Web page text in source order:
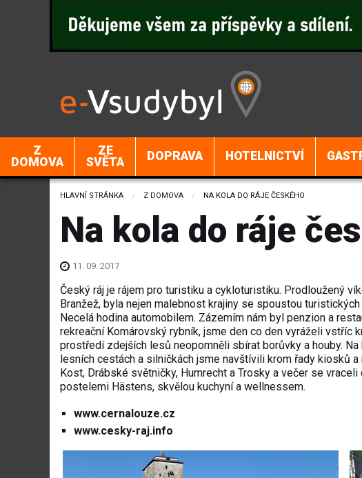
Z
DOMOVA
ZE
SVĚTA
DOPRAVA HOTELNICTVÍ
HLAVNÍ STRÁNKA Z DOMOVA CURRENT:
NA KOLA DO RÁJE ČESKÉHO
Na kola do ráje
11. 09. 2017
Český ráj je rájem pro turistiku a cykloturistiku. Prodloužený
Branžež, byla nejen malebnost krajiny se spoustou
Necelá hodina automobilem. Zázemím nám byl penzion a
rekreační Komárovský rybník, jsme den co den vyráželi vstříc
prostředí zdejších lesů neopomněli sbírat borůvky a houby.
lesních cestách a silničkách jsme navštívili krom řady kiosků
Kost, Drábské světničky, Humrecht a Trosky a večer se
postelemi Hästens, skvělou kuchyní a wellnessem.
www.cernalouze.cz
www.cesky-raj.info